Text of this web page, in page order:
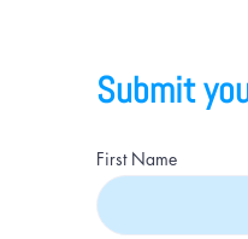
Submit
First Name